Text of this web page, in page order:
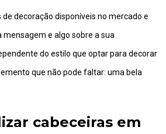
decoração disponíveis no mercado e
e algo sobre a sua
do estilo que optar para decorar
que não pode faltar: uma bela
cabeceiras em